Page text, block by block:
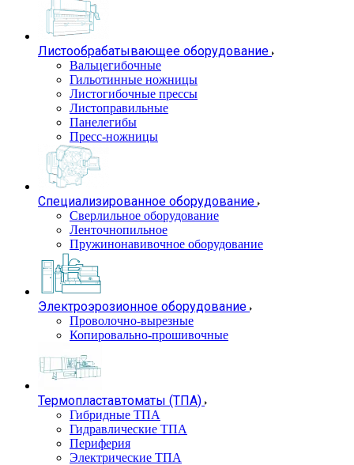
Листообрабатывающее оборудование
Вальцегибочные
Гильотинные ножницы
Листогибочные прессы
Листоправильные
Панелегибы
Пресс-ножницы
Специализированное оборудование
Сверлильное оборудование
Ленточнопильное
Пружинонавивочное оборудование
Электроэрозионное оборудование
Проволочно-вырезные
Копировально-прошивочные
Термопластавтоматы (ТПА)
Гибридные ТПА
Гидравлические ТПА
Периферия
Электрические ТПА